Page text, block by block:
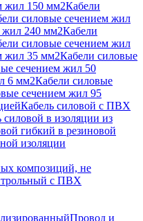
жил 150 мм2Кабели
силовые сечением жил
жил 240 мм2Кабели
силовые сечением жил
жил 35 мм2Кабели силовые
сечением жил 50
6 мм2Кабели силовые
сечением жил 95
Кабель силовой с ПВХ
силовой в изоляции из
гибкий в резиновой
изоляции
композиций, не
с ПВХ
Провод и